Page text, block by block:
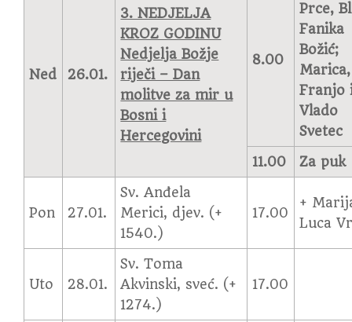
Ned 26.01.
3. NEDJELJA
KROZ GODINU
Nedjelja Božje
riječi – Dan
molitve za mir u
Bosni i
Hercegovini
8.00
Prce,
Fanika
Božić;
Marica,
Franjo
Vlado
Svetec
11.00
Za puk
Pon 27.01.
Sv. Anđela
Merici, djev. (+
1540.)
17.00
+
Luca
Uto 28.01.
Sv. Toma
Akvinski, sveć. (+
1274.)
17.00